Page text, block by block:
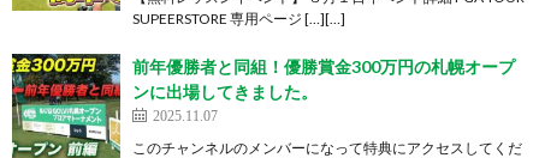
SUPEERSTORE 専用ページ […][…]
前年優勝者と同組！優勝賞金300万円の札幌オープ
ンに出場してきました。
2025.11.07
このチャンネルのメンバーになって特典にアクセスしてくだ